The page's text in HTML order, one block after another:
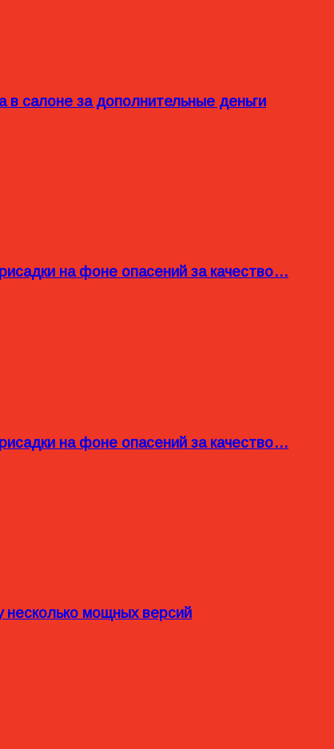
салоне за дополнительные деньги
на фоне опасений за качество…
на фоне опасений за качество…
несколько мощных версий